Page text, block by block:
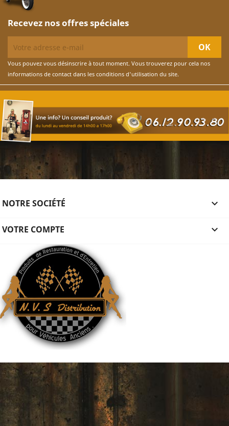
Recevez nos offres spéciales
Vous pouvez vous désinscrire à tout moment. Vous trouverez pour cela nos
informations de contact dans les conditions d'utilisation du site.
NOTRE SOCIÉTÉ 
VOTRE COMPTE 